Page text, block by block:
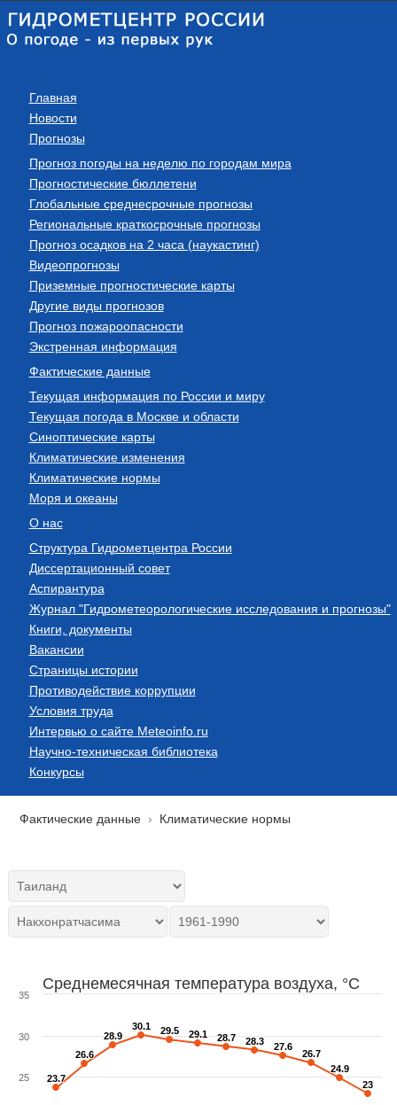
Главная
Новости
Прогнозы
Прогноз погоды на неделю по городам мира
Прогностические бюллетени
Глобальные среднесрочные прогнозы
Региональные краткосрочные прогнозы
Прогноз осадков на 2 часа (наукастинг)
Видеопрогнозы
Приземные прогностические карты
Другие виды прогнозов
Прогноз пожароопасности
Экстренная информация
Фактические данные
Текущая информация по России и миру
Текущая погода в Москве и области
Синоптические карты
Климатические изменения
Климатические нормы
Моря и океаны
О нас
Структура Гидрометцентра России
Диссертационный совет
Аспирантура
Журнал "Гидрометеорологические исследования и прогнозы"
Книги, документы
Вакансии
Страницы истории
Противодействие коррупции
Условия труда
Интервью о сайте Meteoinfo.ru
Научно-техническая библиотека
Конкурсы
Фактические данные Климатические нормы
Среднемесячная температура воздуха, °C
23.7
23.7
26.6
26.6
28.9
28.9
30.1
30.1 29.5
29.5 29.1
29.1 28.7
28.7 28.3
28.3 27.6
27.6
26.7
26.7
24.9
24.9
23
23
25
30
35